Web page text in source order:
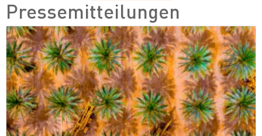
Pressemitteilungen